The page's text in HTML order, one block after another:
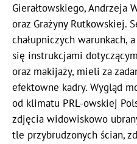
Gierałtowskiego, Andrzeja
oraz Grażyny Rutkowskiej.
chałupniczych warunkach,
się instrukcjami
oraz makijaży, mieli za
efektowne kadry. Wygląd
od klimatu PRL-owskiej
zdjęcia widowiskowo
tle przybrudzonych ścian,